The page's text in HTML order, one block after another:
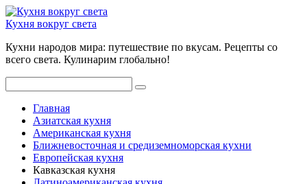
Перейти
к
Кухня вокруг света
Кухни народов мира: путешествие по вкусам. Рецепты со
всего света. Кулинарим глобально!
Главная
Азиатская кухня
Американская кухня
Ближневосточная и средиземноморская кухни
Европейская кухня
Кавказская кухня